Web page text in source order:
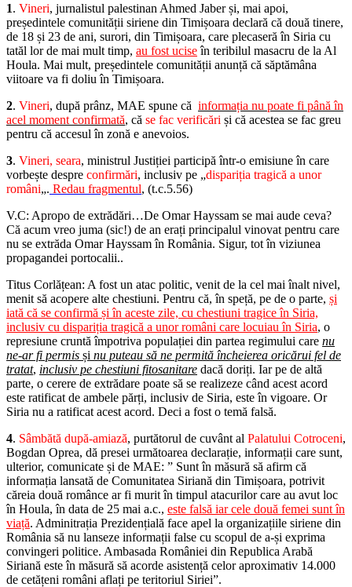
1. Vineri, jurnalistul palestinan Ahmed Jaber și, mai apoi,
președintele comunității siriene din Timișoara declară că două tinere,
de 18 și 23 de ani, surori, din Timișoara, care plecaseră în Siria cu
tatăl lor de mai mult timp, au fost uciseîn teribilul masacru de la Al
Houla. Mai mult, președintele comunității anunță că săptămâna
viitoare va fi doliu în Timișoara.
2. Vineri, după prânz, MAE spune că informația nu poate fi până în
acel moment confirmată, că se fac verificări și că acestea se fac greu
pentru că accesul în zonă e anevoios.
3. Vineri, seara, ministrul Justiției participă într-o emisiune în care
vorbește despre confirmări, inclusiv pe „dispariția tragică a unor
români„. Redau fragmentul, (t.c.5.56)
V.C: Apropo de extrădări…De Omar Hayssam se mai aude ceva?
Că acum vreo juma (sic!) de an erați principalul vinovat pentru care
nu se extrăda Omar Hayssam în România. Sigur, tot în viziunea
propagandei portocalii..
Titus Corlățean: A fost un atac politic, venit de la cel mai înalt nivel,
menit să acopere alte chestiuni. Pentru că, în speță, pe de o parte, și
iată că se confirmă și în aceste zile, cu chestiuni tragice în Siria,
inclusiv cu dispariția tragică a unor români care locuiau în Siria, o
represiune cruntă împotriva populației din partea regimului care nu
ne-ar fi permis și nu puteau să ne permită încheierea oricărui fel de
tratat, inclusiv pe chestiuni fitosanitare dacă doriți. Iar pe de altă
parte, o cerere de extrădare poate să se realizeze când acest acord
este ratificat de ambele părți, inclusiv de Siria, este în vigoare. Or
Siria nu a ratificat acest acord. Deci a fost o temă falsă.
4. Sâmbătă după-amiază, purtătorul de cuvânt al Palatului Cotroceni,
Bogdan Oprea, dă presei următoarea declarație, informații care sunt,
ulterior, comunicate și de MAE: ” Sunt în măsură să afirm că
informația lansată de Comunitatea Siriană din Timișoara, potrivit
căreia două românce ar fi murit în timpul atacurilor care au avut loc
în Houla, în data de 25 mai a.c., este falsă iar cele două femei sunt în
viață. Adminitrația Prezidențială face apel la organizațiile siriene din
România să nu lanseze informații false cu scopul de a-și exprima
convingeri politice. Ambasada României din Republica Arabă
Siriană este în măsură să acorde asistență celor aproximativ 14.000
de cetățeni români aflați pe teritoriul Siriei”.